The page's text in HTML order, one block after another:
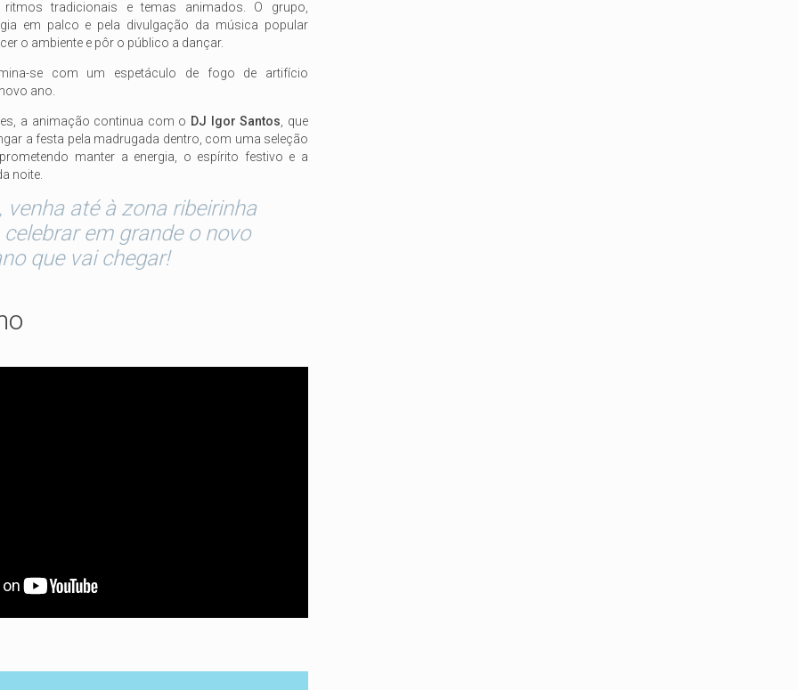
tradicionais e temas animados. O grupo,
em palco e pela divulgação da música popular
o ambiente e pôr o público a dançar.
se com um espetáculo de fogo de artifício
ano.
a animação continua com o DJ Igor Santos, que
a festa pela madrugada dentro, com uma seleção
manter a energia, o espírito festivo e a
noite.
venha até à zona ribeirinha
em grande o novo
que vai chegar!